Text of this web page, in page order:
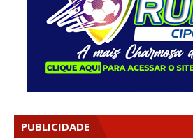
PUBLICIDADE